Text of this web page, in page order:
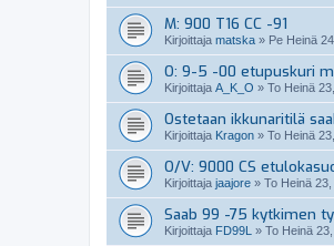
M: 900 T16 CC -91
Kirjoittaja matska » Pe Heinä
O: 9-5 -00 etupuskuri
Kirjoittaja A_K_O » To Heinä
Ostetaan ikkunaritilä
Kirjoittaja Kragon » To Heinä
O/V: 9000 CS
Kirjoittaja jaajore » To Heinä
Saab 99 -75 kytkimen
Kirjoittaja FD99L » To Heinä